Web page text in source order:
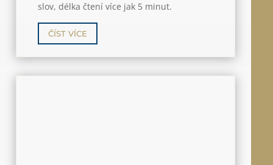
slov, délka čtení více jak 5 minut.
ČÍST VÍCE